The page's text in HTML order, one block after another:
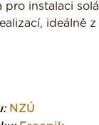
pro instalaci
ideálně
NZÚ